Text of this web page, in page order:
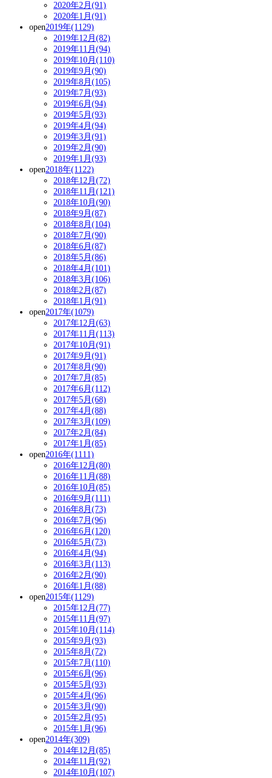
2020年2月(91)
2020年1月(91)
open2019年(1129)
2019年12月(82)
2019年11月(94)
2019年10月(110)
2019年9月(90)
2019年8月(105)
2019年7月(93)
2019年6月(94)
2019年5月(93)
2019年4月(94)
2019年3月(91)
2019年2月(90)
2019年1月(93)
open2018年(1122)
2018年12月(72)
2018年11月(121)
2018年10月(90)
2018年9月(87)
2018年8月(104)
2018年7月(90)
2018年6月(87)
2018年5月(86)
2018年4月(101)
2018年3月(106)
2018年2月(87)
2018年1月(91)
open2017年(1079)
2017年12月(63)
2017年11月(113)
2017年10月(91)
2017年9月(91)
2017年8月(90)
2017年7月(85)
2017年6月(112)
2017年5月(68)
2017年4月(88)
2017年3月(109)
2017年2月(84)
2017年1月(85)
open2016年(1111)
2016年12月(80)
2016年11月(88)
2016年10月(85)
2016年9月(111)
2016年8月(73)
2016年7月(96)
2016年6月(120)
2016年5月(73)
2016年4月(94)
2016年3月(113)
2016年2月(90)
2016年1月(88)
open2015年(1129)
2015年12月(77)
2015年11月(97)
2015年10月(114)
2015年9月(93)
2015年8月(72)
2015年7月(110)
2015年6月(96)
2015年5月(93)
2015年4月(96)
2015年3月(90)
2015年2月(95)
2015年1月(96)
open2014年(309)
2014年12月(85)
2014年11月(92)
2014年10月(107)